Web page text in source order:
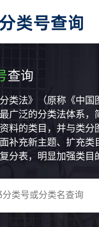
查询
分类法》（原称《中
广泛的分类法体系
料的类目，并与类分
补充新主题、扩充
分表，明显加强类目